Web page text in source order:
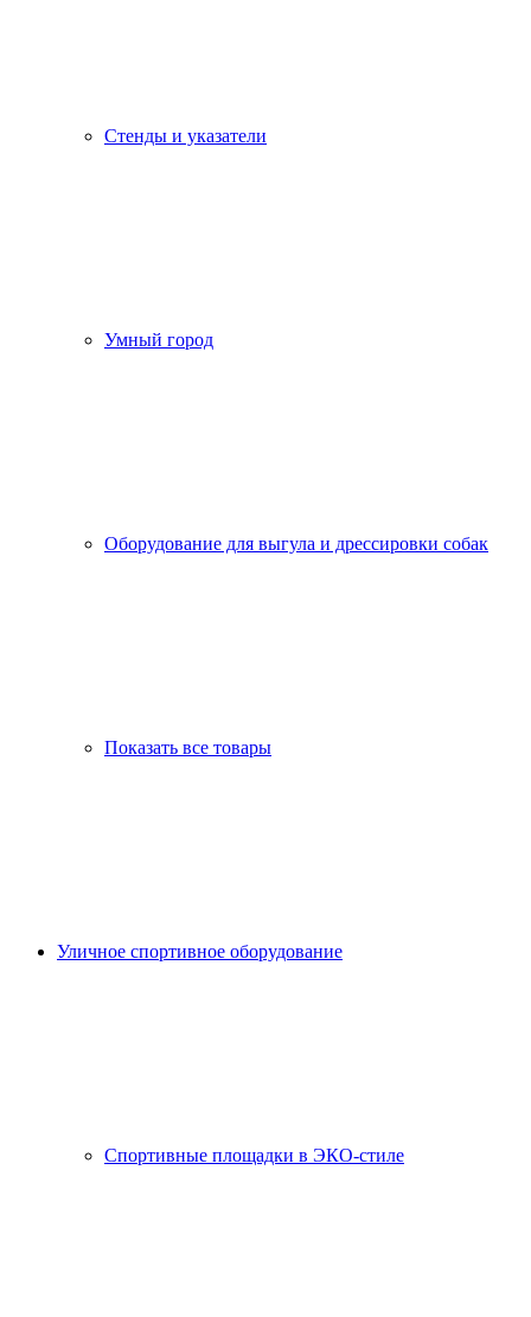
Стенды и указатели
Умный город
Оборудование для выгула и дрессировки собак
Показать все товары
Уличное спортивное оборудование
Спортивные площадки в ЭКО-стиле